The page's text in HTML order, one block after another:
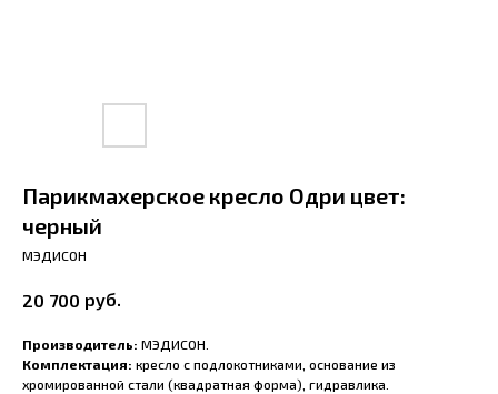
Парикмахерское кресло Одри цвет:
черный
МЭДИСОН
20 700 руб.
Производитель: МЭДИСОН.
Комплектация: кресло с подлокотниками, основание из
хромированной стали (квадратная форма), гидравлика.